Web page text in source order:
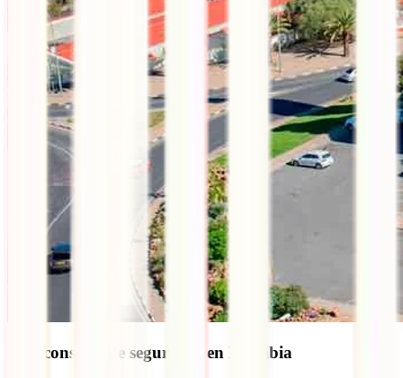
Más consejos de seguridad en Namibia